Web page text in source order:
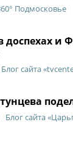
Подмосковье
доспехах и
Блог сайта
Блог сайта